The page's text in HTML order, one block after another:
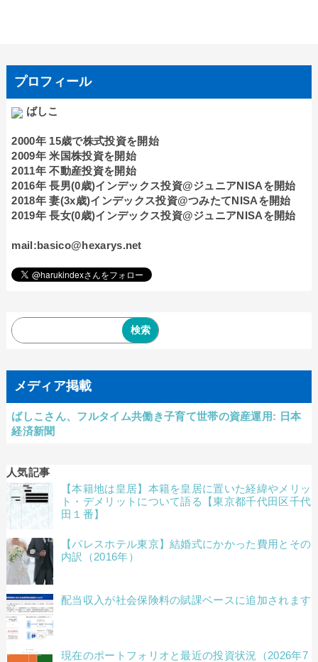
プロフィール
ばしこ
2000年 15歳で株式投資を開始
2009年 米国株投資を開始
2011年 不動産投資を開始
2016年 長男(0歳)インデックス投資@ジュニアNISAを開始
2018年 妻(3x歳)インデックス投資@つみたてNISAを開始
2019年 長女(0歳)インデックス投資@ジュニアNISAを開始
mail:basico@hexarys.net
メディア掲載
ばしこさん、フルタイム共働き子育て世帯の資産運用: 日本
経済新聞
人気記事
【本籍地は皇居】本籍を皇居に置いた経緯やメリッ
ト・デメリットについて語る【東京都千代田区千代
田１番】
【パレスホテル東京】結婚式にかかった費用とその
内訳（2016年）
配当収入が社会保険料の賦課ベースに追加されます
現在のポートフォリオと最近の投資状況（2026年7